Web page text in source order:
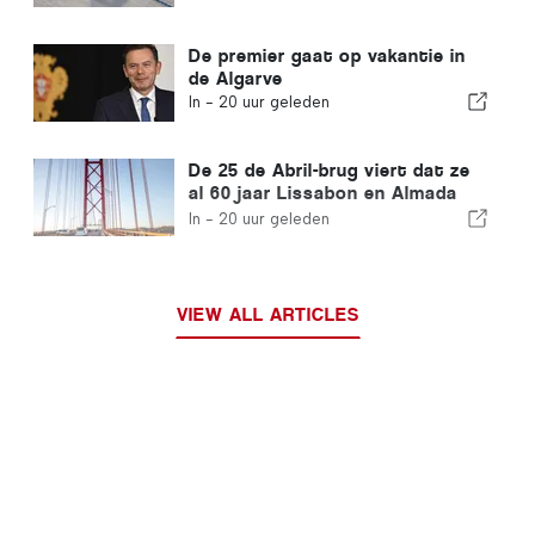
De premier gaat op vakantie in
de Algarve
In - 20 uur geleden
De 25 de Abril-brug viert dat ze
al 60 jaar Lissabon en Almada
met elkaar verbindt
In - 20 uur geleden
VIEW ALL ARTICLES